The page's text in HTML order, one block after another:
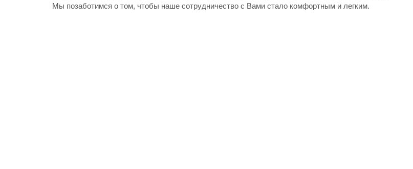
Мы позаботимся о том, чтобы наше сотрудничество с Вами стало комфортным и легким.